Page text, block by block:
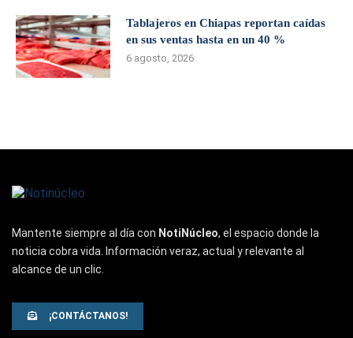
Tablajeros en Chiapas reportan caídas
en sus ventas hasta en un 40 %
6 agosto, 2026
Mantente siempre al día con NotiNúcleo, el espacio donde la
noticia cobra vida. Información veraz, actual y relevante al
alcance de un clic.
¡CONTÁCTANOS!